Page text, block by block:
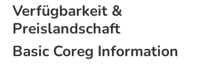
Verfügbarkeit &
Preislandschaft
Basic Coreg Information